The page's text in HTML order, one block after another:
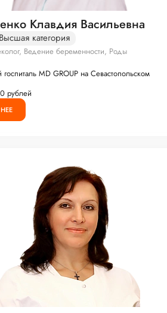
Клавдия Васильевна
Высшая категория
Ведение беременности, Роды
госпиталь MD GROUP на Севастопольском
рублей